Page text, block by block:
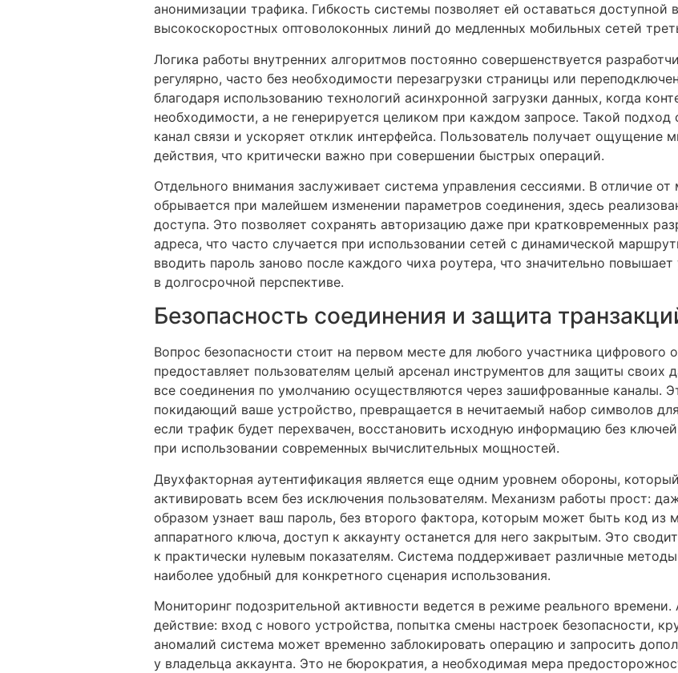
анонимизации трафика. Гибкость системы позволяет ей оставаться доступной
высокоскоростных оптоволоконных линий до медленных мобильных сетей
Логика работы внутренних алгоритмов постоянно совершенствуется
регулярно, часто без необходимости перезагрузки страницы или
благодаря использованию технологий асинхронной загрузки данных, когда
необходимости, а не генерируется целиком при каждом запросе. Такой подход
канал связи и ускоряет отклик интерфейса. Пользователь получает ощущение
действия, что критически важно при совершении быстрых операций.
Отдельного внимания заслуживает система управления сессиями. В отличие от
обрывается при малейшем изменении параметров соединения, здесь
доступа. Это позволяет сохранять авторизацию даже при кратковременных
адреса, что часто случается при использовании сетей с динамической
вводить пароль заново после каждого чиха роутера, что значительно
в долгосрочной перспективе.
Безопасность соединения и защита
Вопрос безопасности стоит на первом месте для любого участника цифрового
предоставляет пользователям целый арсенал инструментов для защиты своих
все соединения по умолчанию осуществляются через зашифрованные каналы.
покидающий ваше устройство, превращается в нечитаемый набор символов
если трафик будет перехвачен, восстановить исходную информацию без
при использовании современных вычислительных мощностей.
Двухфакторная аутентификация является еще одним уровнем обороны,
активировать всем без исключения пользователям. Механизм работы прост:
образом узнает ваш пароль, без второго фактора, которым может быть код из
аппаратного ключа, доступ к аккаунту останется для него закрытым. Это
к практически нулевым показателям. Система поддерживает различные
наиболее удобный для конкретного сценария использования.
Мониторинг подозрительной активности ведется в режиме реального
действие: вход с нового устройства, попытка смены настроек безопасности,
аномалий система может временно заблокировать операцию и запросить
у владельца аккаунта. Это не бюрократия, а необходимая мера